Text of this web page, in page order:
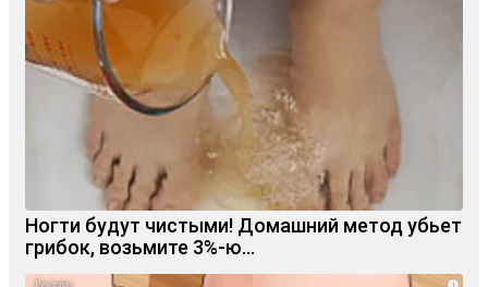
Ногти будут чистыми! Домашний метод убьет
грибок, возьмите 3%-ю…
i